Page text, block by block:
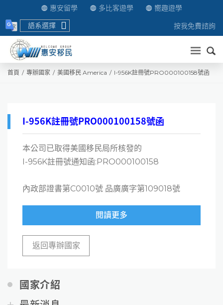
惠安留學 多比客遊學
嚮趣遊學
語系選擇
按我免費諮詢
送出
首頁 專辦國家 美國移民 America I-956K註冊號PRO000100158號函
國家介紹
I-956K註冊號PRO000100158號函
本公司已取得美國移民局所核發的
I-956K註冊號通知函:PRO000100158
內政部證書第C0010號 品廣廣字第109018號
閱讀更多
返回專辦國家